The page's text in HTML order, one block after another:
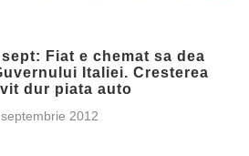
Fiat e chemat sa dea
Italiei. Cresterea
dur piata auto
2012